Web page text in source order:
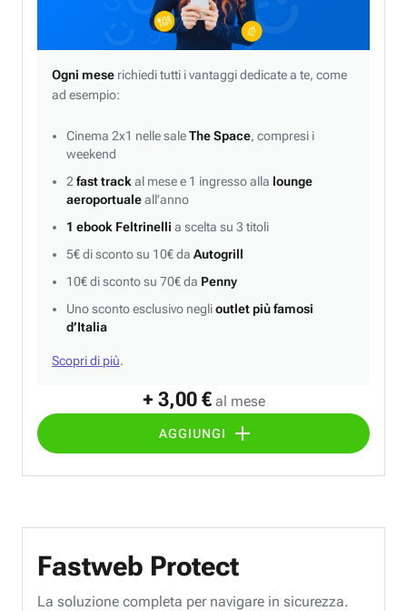
+ 3,00 € al mese
AGGIUNGI
Ogni mese richiedi tutti i vantaggi dedicate a te, come
ad esempio:
Cinema 2x1 nelle saleThe Space, compresi i
weekend
2 fast track al mese e 1 ingresso alla lounge
aeroportualeall’anno
1 ebook Feltrinelli a scelta su 3 titoli
5€ di sconto su 10€ da Autogrill
10€ di sconto su 70€ da Penny
Uno sconto esclusivo neglioutlet più famosi
d’Italia
Scopri di più.
Fastweb Protect
La soluzione completa per navigare in sicurezza.